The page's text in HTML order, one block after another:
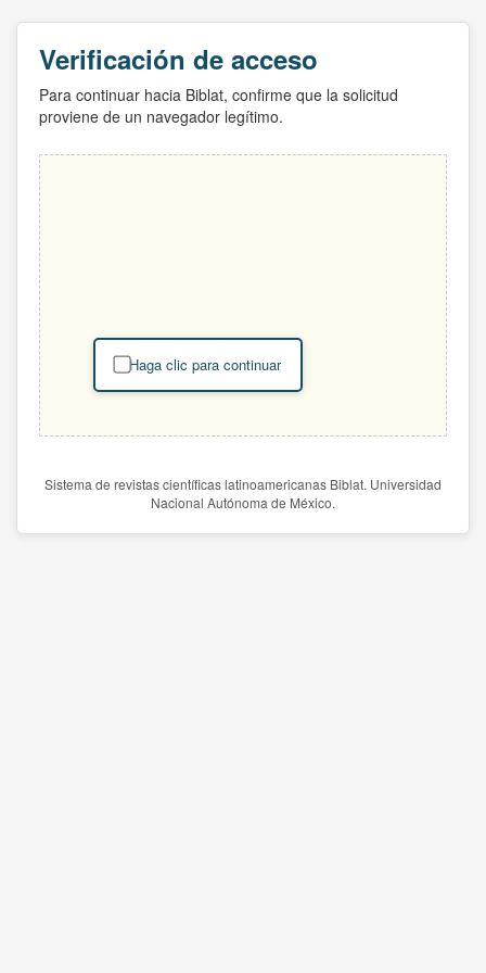
Verificación de acceso
Para continuar hacia Biblat, confirme que la solicitud
proviene de un navegador legítimo.
Haga clic para continuar
Sistema de revistas científicas latinoamericanas Biblat. Universidad
Nacional Autónoma de México.